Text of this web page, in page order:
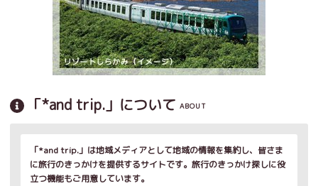
「*and trip.」について ABOUT
「*and trip.」は地域メディアとして地域の情報を集約し、皆さま
に旅行のきっかけを提供するサイトです。旅行のきっかけ探しに役
立つ機能もご用意しています。